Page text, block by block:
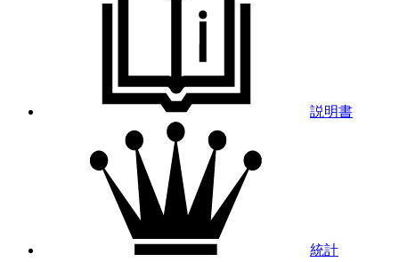
説明書
統計